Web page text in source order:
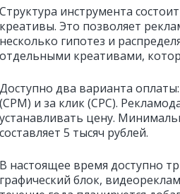
Структура инструмента
креативы. Это позволяет
несколько гипотез и
отдельными креативами,
Доступно два варианта
(CPM) и за клик (CPC).
устанавливать цену.
составляет 5 тысяч рублей.
В настоящее время доступно
графический блок,